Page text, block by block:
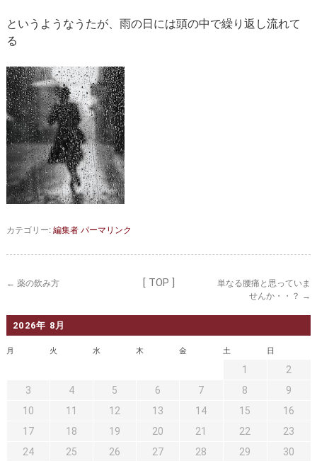
大動脈瘤を指摘されたら？ 診療の流れ
セカンドオピニオン
都道府県別紹介病院
正しい病院の選び方
お問い合わせ
ご紹介いただく場合
医師募集情報 ドクターカー
アーカイブ
というようなうたが、雨の日には頭の中で繰り返し流れて
る
カテゴリー:編集者パーマリンク
← 薬の飲み方 [ TOP ]
単なる腰痛と思っていま
せんか・・？ →
2026年 8月
月 火 水 木 金 土 日
1
2
3
4 5 6 7 8
9
10
11 12 13 14 15
16
17
18 19 20 21 22
23
24
25 26 27 28 29
30